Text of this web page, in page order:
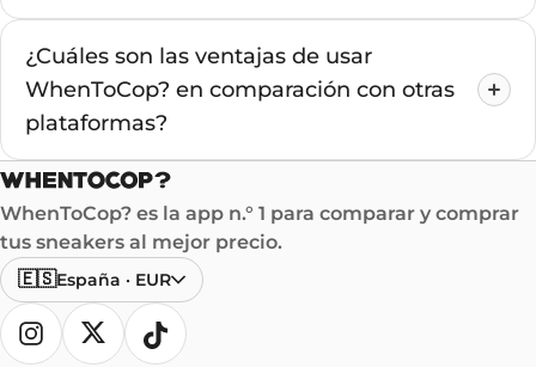
¿Cuáles son las ventajas de usar
WhenToCop? en comparación con otras
plataformas?
WhenToCop? es la app n.° 1 para comparar y comprar
tus sneakers al mejor precio.
🇪🇸España · EUR